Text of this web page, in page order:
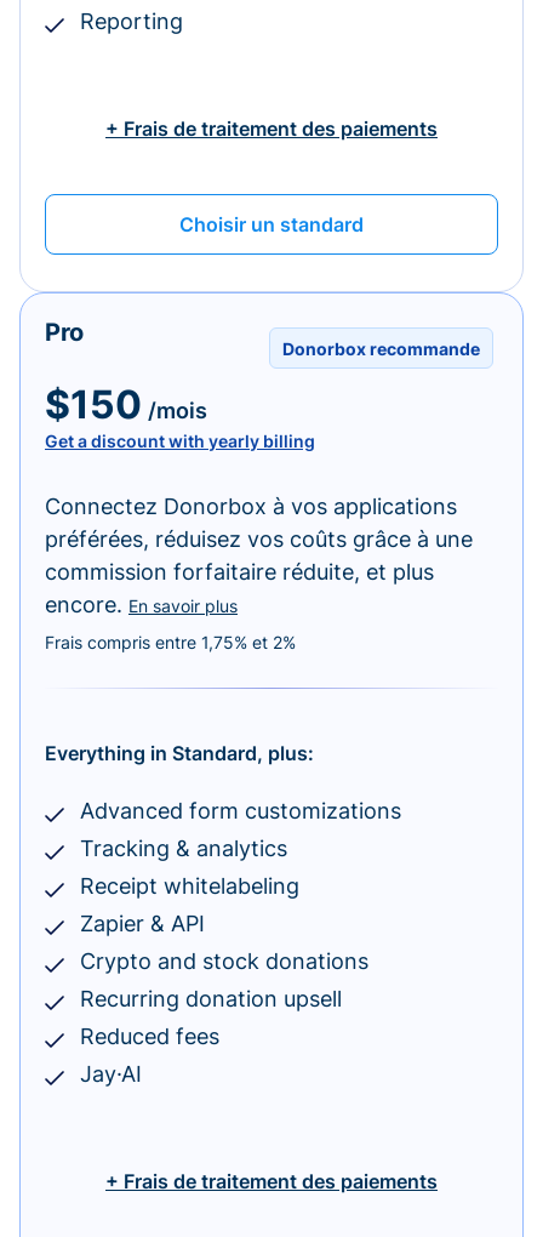
Reporting
+ Frais de traitement des paiements
Choisir un standard
Donorbox recommande
Pro
$150 /mois
Get a discount with yearly billing
Connectez Donorbox à vos applications
préférées, réduisez vos coûts grâce à une
commission forfaitaire réduite, et plus
encore. En savoir plus
Frais compris entre 1,75% et 2%
Everything in Standard, plus:
Advanced form customizations
Tracking & analytics
Receipt whitelabeling
Zapier & API
Crypto and stock donations
Recurring donation upsell
Reduced fees
Jay·AI
+ Frais de traitement des paiements